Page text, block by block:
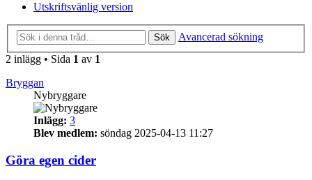
Utskriftsvänlig version
Sök
Avancerad sökning
2 inlägg • Sida 1 av 1
Bryggan
Nybryggare
Inlägg: 3
Blev medlem: söndag 2025-04-13 11:27
Göra egen cider